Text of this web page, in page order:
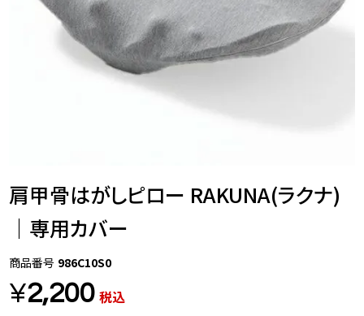
肩甲骨はがしピロー RAKUNA(ラクナ)
｜専用カバー
商品番号 986C10S0
¥2,200 税込